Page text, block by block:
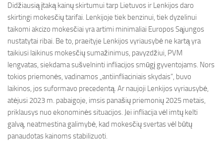
Didžiausią įtaką kainų skirtumui tarp Lietuvos ir Lenkijos daro
skirtingi mokesčių tarifai. Lenkijoje tiek benzinui, tiek dyzelinui
taikomi akcizo mokesčiai yra artimi minimaliai Europos Sąjungos
nustatytai ribai. Be to, praeityje Lenkijos vyriausybė ne kartą yra
taikiusi laikinus mokesčių sumažinimus, pavyzdžiui, PVM
lengvatas, siekdama sušvelninti infliacijos smūgį gyventojams. Nors
tokios priemonės, vadinamos „antiinfliaciniais skydais“, buvo
laikinos, jos suformavo precedentą. Ar naujoji Lenkijos vyriausybė,
atėjusi 2023 m. pabaigoje, imsis panašių priemonių 2025 metais,
priklausys nuo ekonominės situacijos. Jei infliacija vėl imtų kelti
galvą, neatmestina galimybė, kad mokesčių svertas vėl būtų
panaudotas kainoms stabilizuoti.